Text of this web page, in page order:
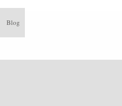
Blog